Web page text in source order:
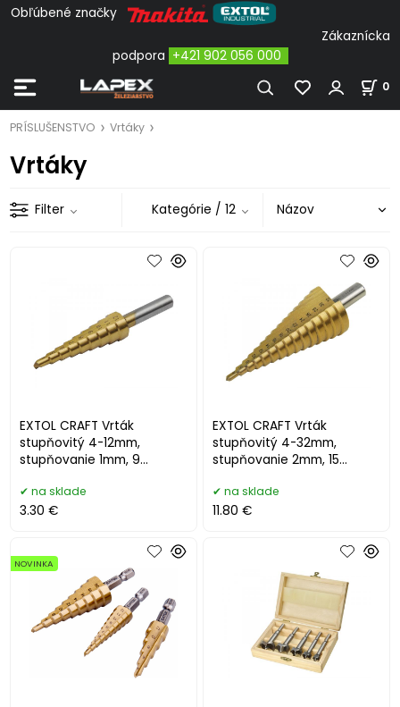
Obľúbené značky
Zákaznícka
podpora +421 902 056 000
0
PRÍSLUŠENSTVO Vrtáky
Vrtáky
Filter Kategórie / 12
EXTOL CRAFT Vrták
stupňovitý 4-12mm,
stupňovanie 1mm, 9
na sklade
3.30 €
EXTOL CRAFT Vrták
stupňovitý 4-32mm,
stupňovanie 2mm, 15
na sklade
11.80 €
NOVINKA